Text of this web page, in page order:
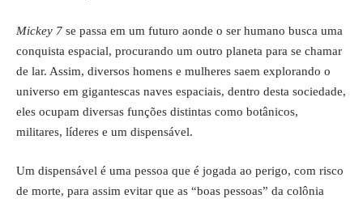
Mickey 7 se passa em um futuro aonde o ser humano busca uma
conquista espacial, procurando um outro planeta para se chamar
de lar. Assim, diversos homens e mulheres saem explorando o
universo em gigantescas naves espaciais, dentro desta sociedade,
eles ocupam diversas funções distintas como botânicos,
militares, líderes e um dispensável.
Um dispensável é uma pessoa que é jogada ao perigo, com risco
de morte, para assim evitar que as “boas pessoas” da colônia